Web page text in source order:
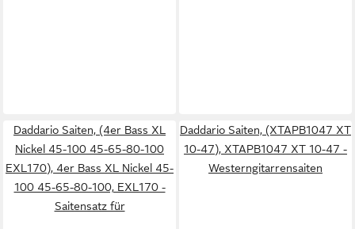
Daddario Saiten, (4er Bass XL
Nickel 45-100 45-65-80-100
EXL170), 4er Bass XL Nickel 45-
100 45-65-80-100, EXL170 -
Saitensatz für
Daddario Saiten, (XTAPB1047 XT
10-47), XTAPB1047 XT 10-47 -
Westerngitarrensaiten